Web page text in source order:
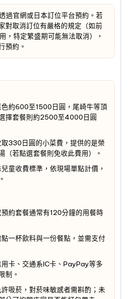
過官網或日本訂位平台預約。若
對取消訂位有嚴格的規定（如前
，特定繁盛期可能無法取消），
預約。
色約600至1500日圓，尾崎牛等頂
擇套餐則約2500至4000日圓
330日圓的小菜費，提供的是榮
（若點選套餐則免收此費用）。
童收費標準，依現場單點計價，
約套餐通常有120分鐘的用餐時
一杯飲料與一份餐點，並需支付
用卡、交通系IC卡、PayPay等多
制。
許吸菸，對菸味敏感者需斟酌；未